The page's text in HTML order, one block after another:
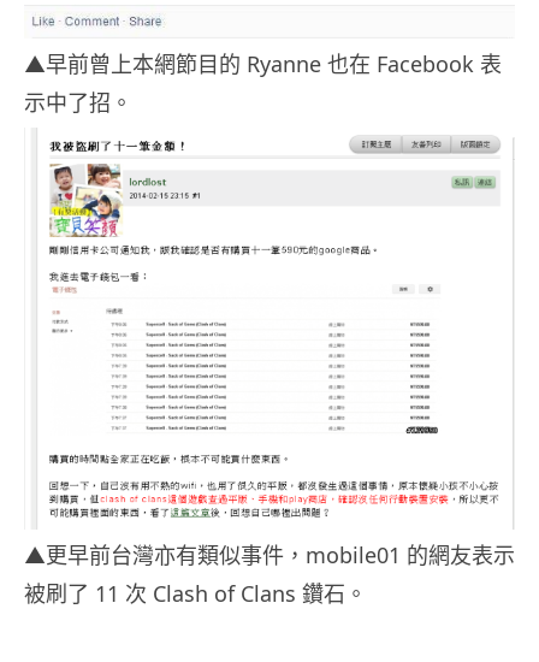
▲早前曾上本網節目的 Ryanne 也在 Facebook 表
示中了招。
▲更早前台灣亦有類似事件，mobile01 的網友表示
被刷了 11 次 Clash of Clans 鑽石。